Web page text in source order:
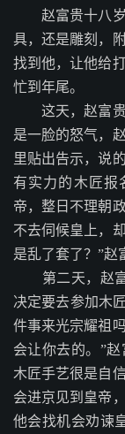
赵富贵十八岁
具，还是雕刻，
找到他，让他给
忙到年尾。
这天，赵富贵
是一脸的怒气，
里贴出告示，说
有实力的木匠报
帝，整日不理朝
不去伺候皇上，
是乱了套了？”赵
第二天，赵富
决定要去参加木
件事来光宗耀祖
会让你去的。”
木匠手艺很是自
会进京见到皇帝
他会找机会劝谏